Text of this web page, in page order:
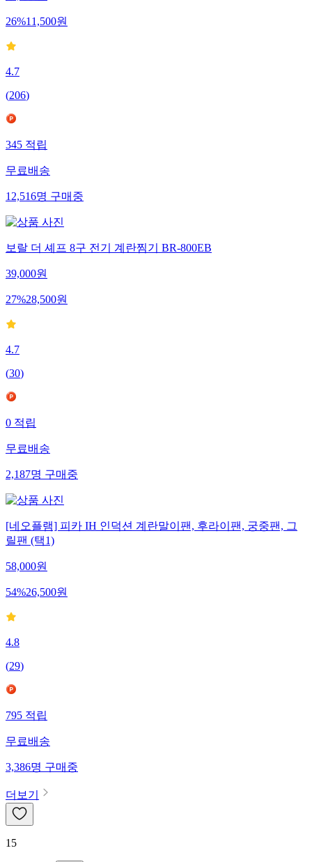
15,500원
26%11,500원
4.7
(206)
345적립
무료배송
12,516명구매중
보랄 더 셰프 8구 전기 계란찜기 BR-800EB
39,000원
27%28,500원
4.7
(30)
0적립
무료배송
2,187명구매중
[네오플램] 피카 IH 인덕션 계란말이팬, 후라이팬, 궁중팬, 그
릴팬 (택1)
58,000원
54%26,500원
4.8
(29)
795적립
무료배송
3,386명구매중
더보기